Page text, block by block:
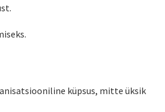
küpsus, mitte üksik